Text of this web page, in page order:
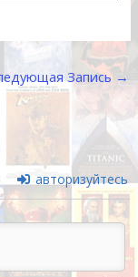
Запись →
авторизуйтесь